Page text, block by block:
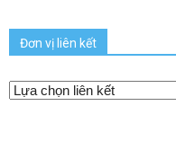
Đơn vị liên kết